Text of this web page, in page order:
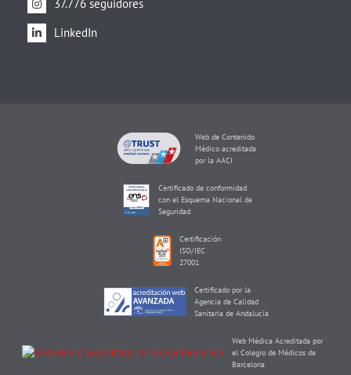
37.776 seguidores
LinkedIn
Web de Contenido
Médico acreditada
por la AACI
Certificado de conformidad
con el Esquema Nacional de
Seguridad
Certificación
ISO/IEC
27001
Certificado por la
Agencia de Calidad
Sanitaria de Andalucía
Web Médica Acreditada por
el Colegio de Médicos de
Barcelona